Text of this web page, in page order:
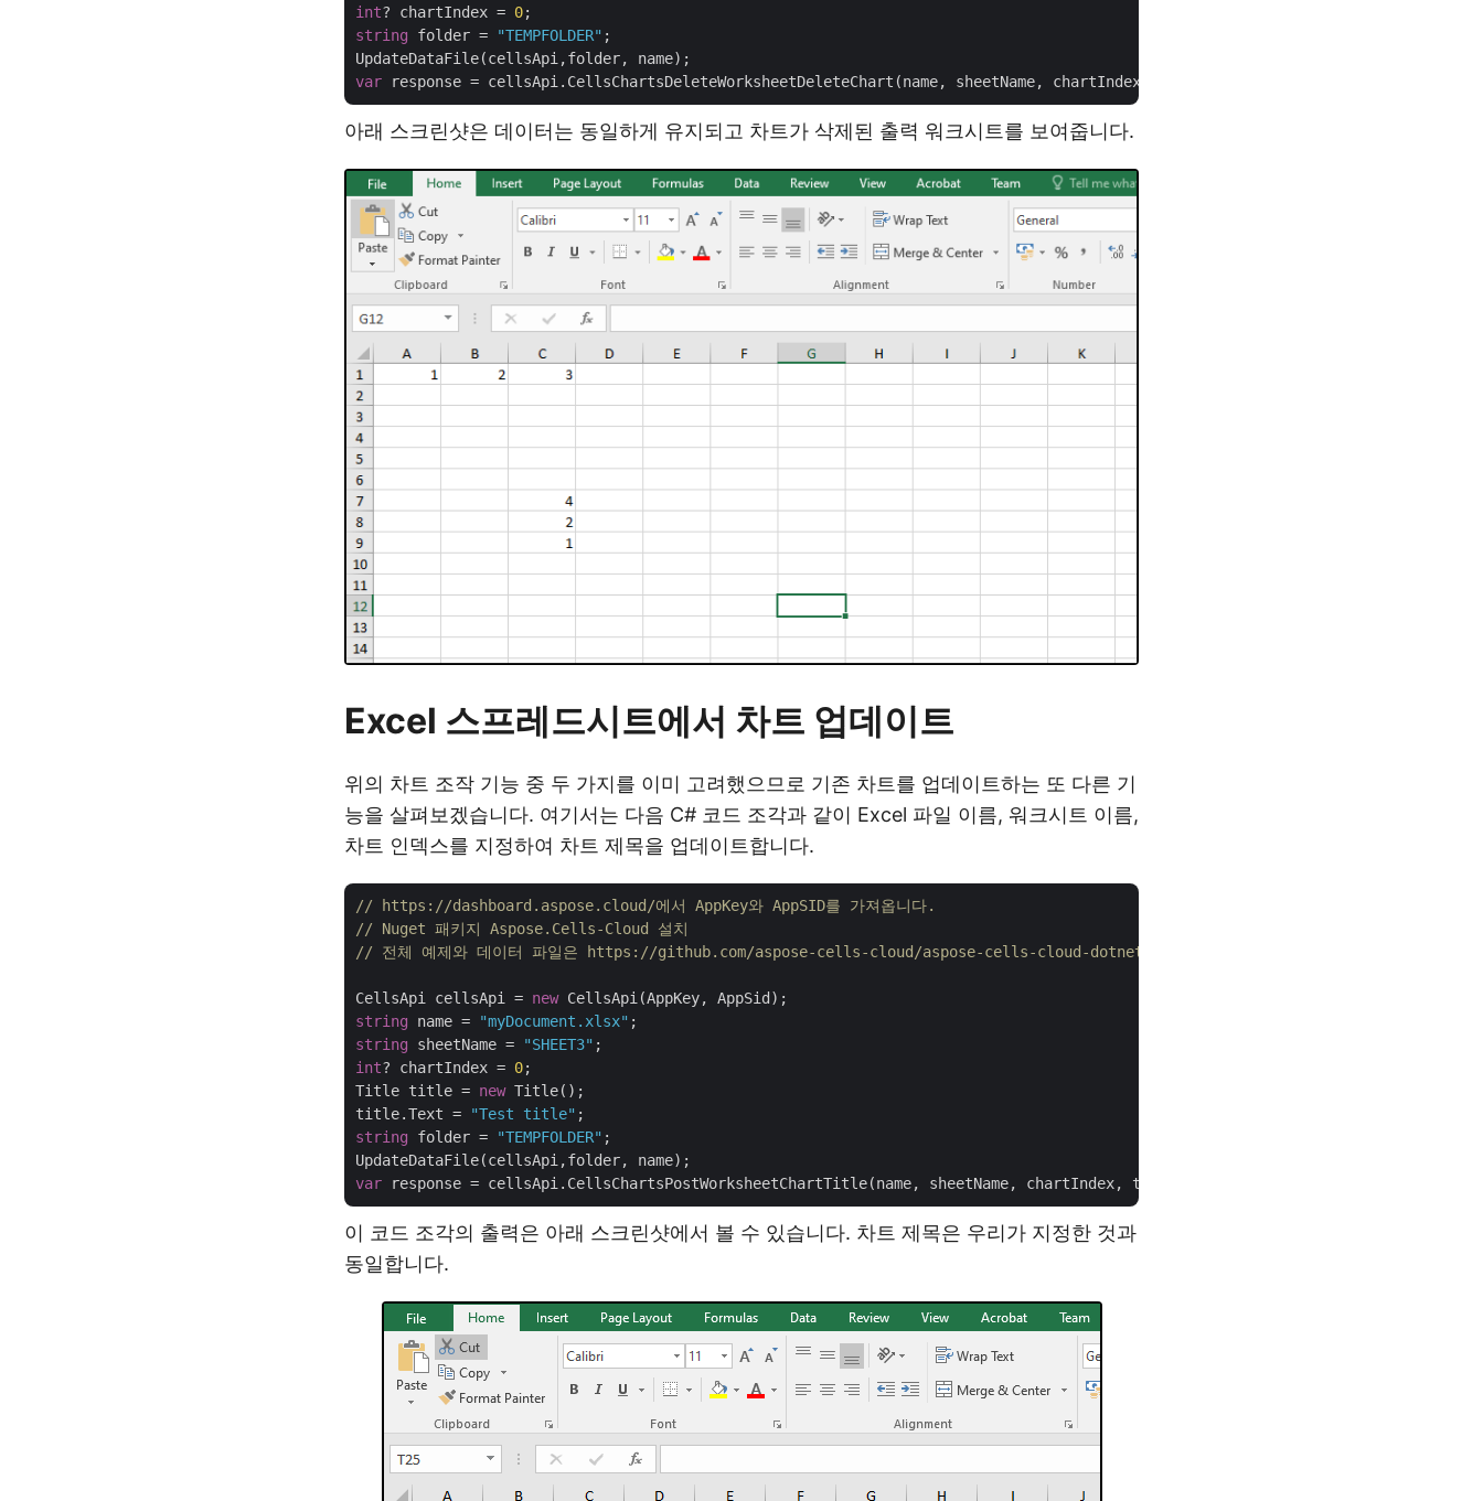
int? chartIndex = 0
string folder = "TEMPFOLDER" ;
var
아래 스크린샷은 데이터는 동일하게 유지되고 차트가 삭제된 출력 워크시트를 보여줍니다.
Excel 스프레드시트에서 차트 업데이트
위의 차트 조작 기능 중 두 가지를 이미 고려했으므로 기존 차트를 업데이트하는 또 다른 기
능을 살펴보겠습니다. 여기서는 다음 C# 코드 조각과 같이 Excel 파일 이름, 워크시트 이름,
차트 인덱스를 지정하여 차트 제목을 업데이트합니다.
// https://dashboard.aspose.cloud/에서 AppKey와 AppSID를 가져옵니다.
// Nuget 패키지 Aspose.Cells-Cloud 설치
// 전체 예제와 데이터 파일은 https://github.com/aspose-cells-cloud/aspose-cells-cloud-dotnet에서 확인하세요.
CellsApi cellsApi = new
string name = "myDocument.xlsx"
string sheetName = "SHEET3"
int? chartIndex = 0;
Title title = new Title();
title.Text =
"Test title"
string folder = "TEMPFOLDER" ;
var
이 코드 조각의 출력은 아래 스크린샷에서 볼 수 있습니다. 차트 제목은 우리가 지정한 것과
동일합니다.